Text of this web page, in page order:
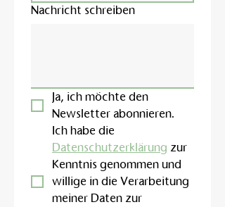
Nachricht schreiben
Ja, ich möchte den
Newsletter abonnieren.
Datenschutzerklärung zur
Kenntnis genommen und
willige in die Verarbeitung
meiner Daten zur